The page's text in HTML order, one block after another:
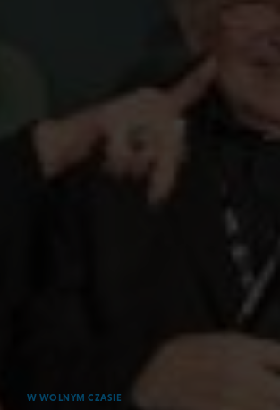
W WOLNYM CZASIE